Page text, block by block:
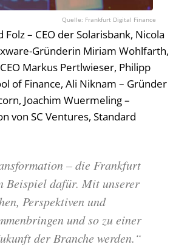
Frankfurt Digital Finance
– CEO der Solarisbank, Nicola
Gründerin Miriam Wohlfarth,
Markus Pertlwieser, Philipp
of Finance, Ali Niknam – Gründer
Joachim Wuermeling –
von SC Ventures, Standard
– die Frankfurt
Beispiel dafür. Mit unserer
Perspektiven und
und so zu einer
der Branche werden.“